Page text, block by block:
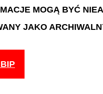
MOGĄ BYĆ
JAKO